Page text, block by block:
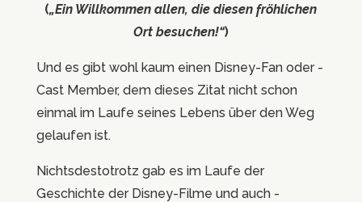
(„Ein Willkommen allen, die diesen fröhlichen
Ort besuchen!“)
Und es gibt wohl kaum einen Disney-Fan oder -
Cast Member, dem dieses Zitat nicht schon
einmal im Laufe seines Lebens über den Weg
gelaufen ist.
Nichtsdestotrotz gab es im Laufe der
Geschichte der Disney-Filme und auch -